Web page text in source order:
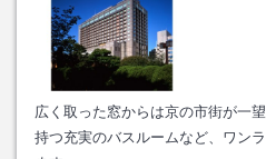
広く取った窓からは京の市街が一
持つ充実のバスルームなど、ワン